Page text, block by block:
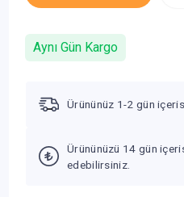
Aynı Gün Kargo
Ürününüz 1-2 gün
Ürününüzü 14 gün
edebilirsiniz.